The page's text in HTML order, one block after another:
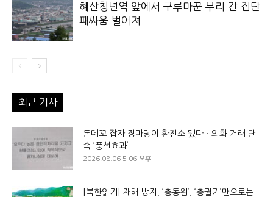
혜산청년역 앞에서 구루마꾼 무리 간 집단
패싸움 벌어져
최근 기사
돈데꼬 잡자 장마당이 환전소 됐다…외화 거래 단
속 ‘풍선효과’
2026.08.06 5:06 오후
[북한읽기] 재해 방지, ‘총동원’, ‘총궐기’만으로는